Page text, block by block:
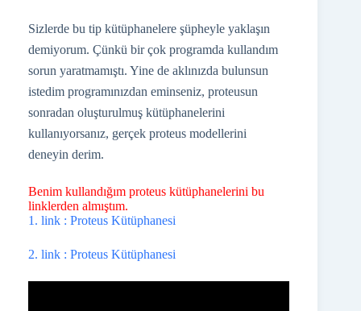
Sizlerde bu tip kütüphanelere şüpheyle yaklaşın
demiyorum. Çünkü bir çok programda kullandım
sorun yaratmamıştı. Yine de aklınızda bulunsun
istedim programınızdan eminseniz, proteusun
sonradan oluşturulmuş kütüphanelerini
kullanıyorsanız, gerçek proteus modellerini
deneyin derim.
Benim kullandığım proteus kütüphanelerini bu
linklerden almıştım.
1. link : Proteus Kütüphanesi
2. link : Proteus Kütüphanesi